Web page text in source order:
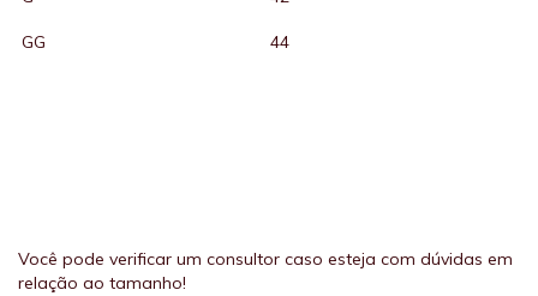
GG 44
Você pode verificar um consultor caso esteja com dúvidas em
relação ao tamanho!